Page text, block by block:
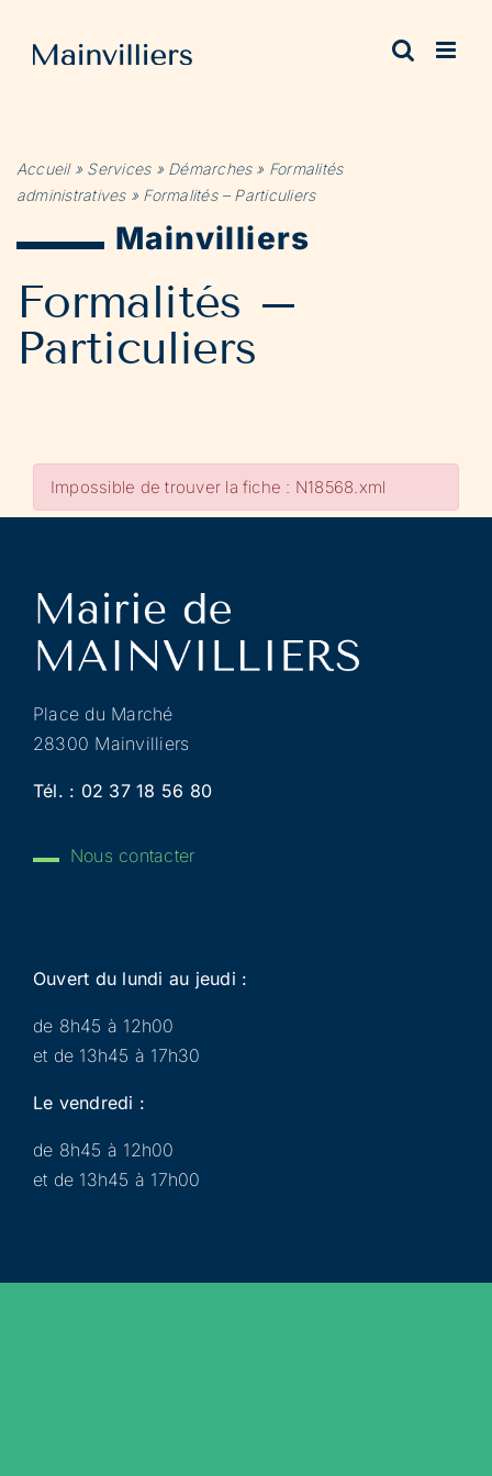
contenu
Accueil» Services» Démarches» Formalités
administratives» Formalités – Particuliers
Mainvilliers
Formalités –
Particuliers
Impossible de trouver la fiche : N18568.xml
Place du Marché
28300 Mainvilliers
Tél. : 02 37 18 56 80
Nous contacter
Ouvert du lundi au jeudi :
de 8h45 à 12h00
et de 13h45 à 17h30
Le vendredi :
de 8h45 à 12h00
et de 13h45 à 17h00